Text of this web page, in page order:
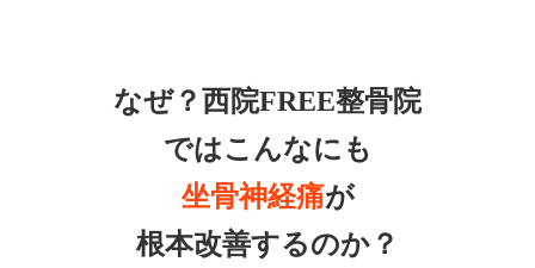
なぜ？西院FREE整骨院
ではこんなにも
坐骨神経痛が
根本改善するのか？